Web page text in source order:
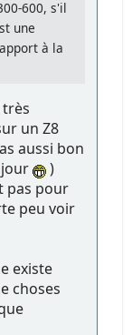
600, s'il
une
à la
un Z8
aussi bon
jour
)
pas pour
peu voir
existe
choses